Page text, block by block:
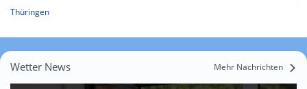
Thüringen
Wetter News Mehr Nachrichten